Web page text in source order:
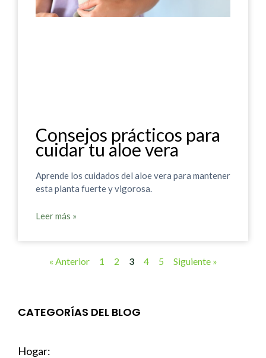
Consejos prácticos para
cuidar tu aloe vera
Aprende los cuidados del aloe vera para mantener
esta planta fuerte y vigorosa.
Leer más »
« Anterior 1 2 3 4 5 Siguiente »
CATEGORÍAS DEL BLOG
Hogar: